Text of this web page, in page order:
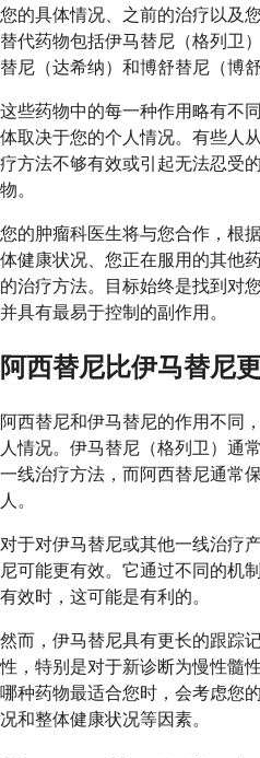
您的具体情况、之前的治疗以及
替代药物包括伊马替尼（格列卫
替尼（达希纳）和博舒替尼（博舒
这些药物中的每一种作用略有不
体取决于您的个人情况。有些人
疗方法不够有效或引起无法忍受
物。
您的肿瘤科医生将与您合作，根
体健康状况、您正在服用的其他
的治疗方法。目标始终是找到对
并具有最易于控制的副作用。
阿西替尼比伊马替尼
阿西替尼和伊马替尼的作用不同
人情况。伊马替尼（格列卫）通
一线治疗方法，而阿西替尼通常
人。
对于对伊马替尼或其他一线治疗
尼可能更有效。它通过不同的机
有效时，这可能是有利的。
然而，伊马替尼具有更长的跟踪
性，特别是对于新诊断为慢性髓
哪种药物最适合您时，会考虑您
况和整体健康状况等因素。